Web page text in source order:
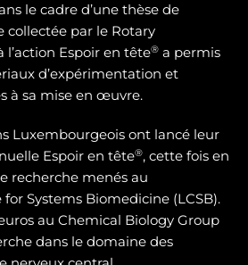
le cadre d’une thèse de
collectée par le Rotary
Espoir en tête® a permis
d’expérimentation et
à sa mise en œuvre.
Luxembourgeois ont lancé leur
Espoir en tête®, cette fois en
recherche menés au
Systems Biomedicine (LCSB).
au Chemical Biology Group
dans le domaine des